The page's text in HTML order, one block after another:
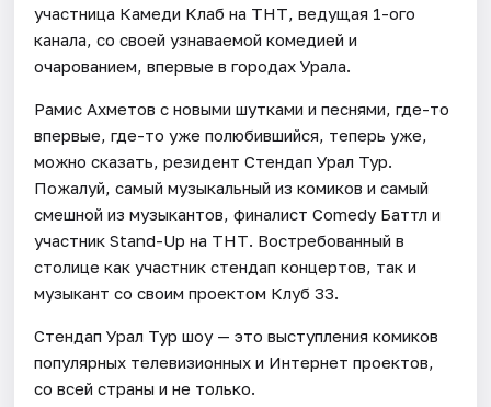
участница Камеди Клаб на ТНТ, ведущая 1-ого
канала, со своей узнаваемой комедией и
очарованием, впервые в городах Урала.
Рамис Ахметов с новыми шутками и песнями, где-то
впервые, где-то уже полюбившийся, теперь уже,
можно сказать, резидент Стендап Урал Тур.
Пожалуй, самый музыкальный из комиков и самый
смешной из музыкантов, финалист Comedy Баттл и
участник Stand-Up на ТНТ. Востребованный в
столице как участник стендап концертов, так и
музыкант со своим проектом Клуб 33.
Стендап Урал Тур шоу — это выступления комиков
популярных телевизионных и Интернет проектов,
со всей страны и не только.